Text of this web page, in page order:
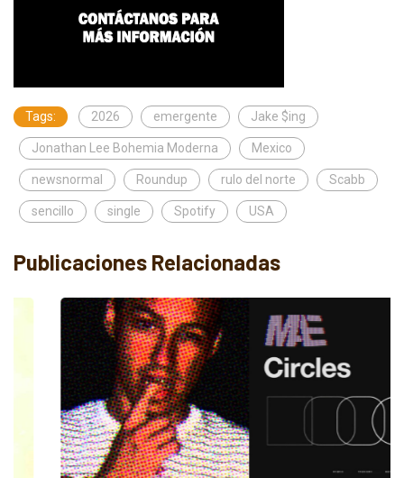
Tags: 2026 emergente Jake $ing
Jonathan Lee Bohemia Moderna Mexico
newsnormal Roundup rulo del norte Scabb
sencillo single Spotify USA
Publicaciones Relacionadas